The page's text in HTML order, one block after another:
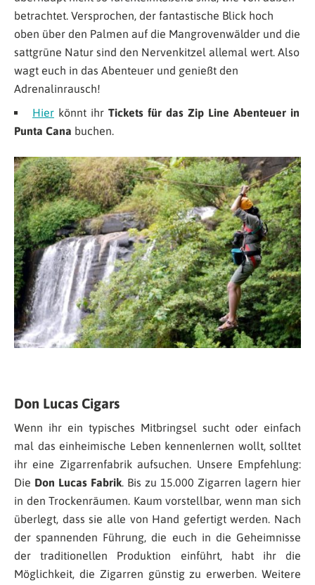
betrachtet. Versprochen, der fantastische Blick hoch
oben über den Palmen auf die Mangrovenwälder und die
sattgrüne Natur sind den Nervenkitzel allemal wert. Also
wagt euch in das Abenteuer und genießt den
Adrenalinrausch!
Hier könnt ihr Tickets für das Zip Line Abenteuer in
Punta Cana buchen.
Don Lucas Cigars
Wenn ihr ein typisches Mitbringsel sucht oder einfach
mal das einheimische Leben kennenlernen wollt, solltet
ihr eine Zigarrenfabrik aufsuchen. Unsere Empfehlung:
Die Don Lucas Fabrik. Bis zu 15.000 Zigarren lagern hier
in den Trockenräumen. Kaum vorstellbar, wenn man sich
überlegt, dass sie alle von Hand gefertigt werden. Nach
der spannenden Führung, die euch in die Geheimnisse
der traditionellen Produktion einführt, habt ihr die
Möglichkeit, die Zigarren günstig zu erwerben. Weitere